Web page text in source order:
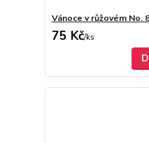
Vánoce v růžovém No.
75 Kč/ks